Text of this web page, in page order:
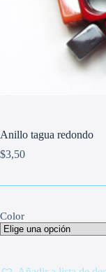
Anillo tagua redondo
$3,50
Color